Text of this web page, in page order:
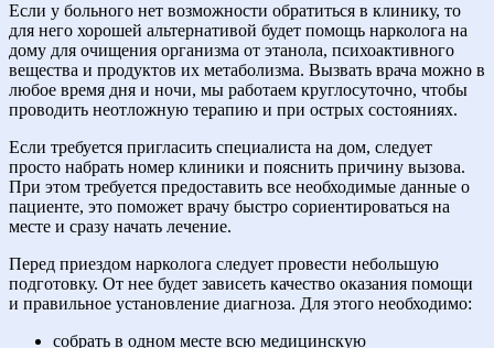
Если у больного нет возможности обратиться в клинику, то
для него хорошей альтернативой будет помощь нарколога на
дому для очищения организма от этанола, психоактивного
вещества и продуктов их метаболизма. Вызвать врача можно в
любое время дня и ночи, мы работаем круглосуточно, чтобы
проводить неотложную терапию и при острых состояниях.
Если требуется пригласить специалиста на дом, следует
просто набрать номер клиники и пояснить причину вызова.
При этом требуется предоставить все необходимые данные о
пациенте, это поможет врачу быстро сориентироваться на
месте и сразу начать лечение.
Перед приездом нарколога следует провести небольшую
подготовку. От нее будет зависеть качество оказания помощи
и правильное установление диагноза. Для этого необходимо:
собрать в одном месте всю медицинскую